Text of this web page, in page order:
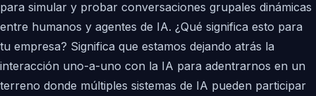
para simular y probar conversaciones grupales dinámicas
entre humanos y agentes de IA. ¿Qué significa esto para
tu empresa? Significa que estamos dejando atrás la
interacción uno-a-uno con la IA para adentrarnos en un
terreno donde múltiples sistemas de IA pueden participar